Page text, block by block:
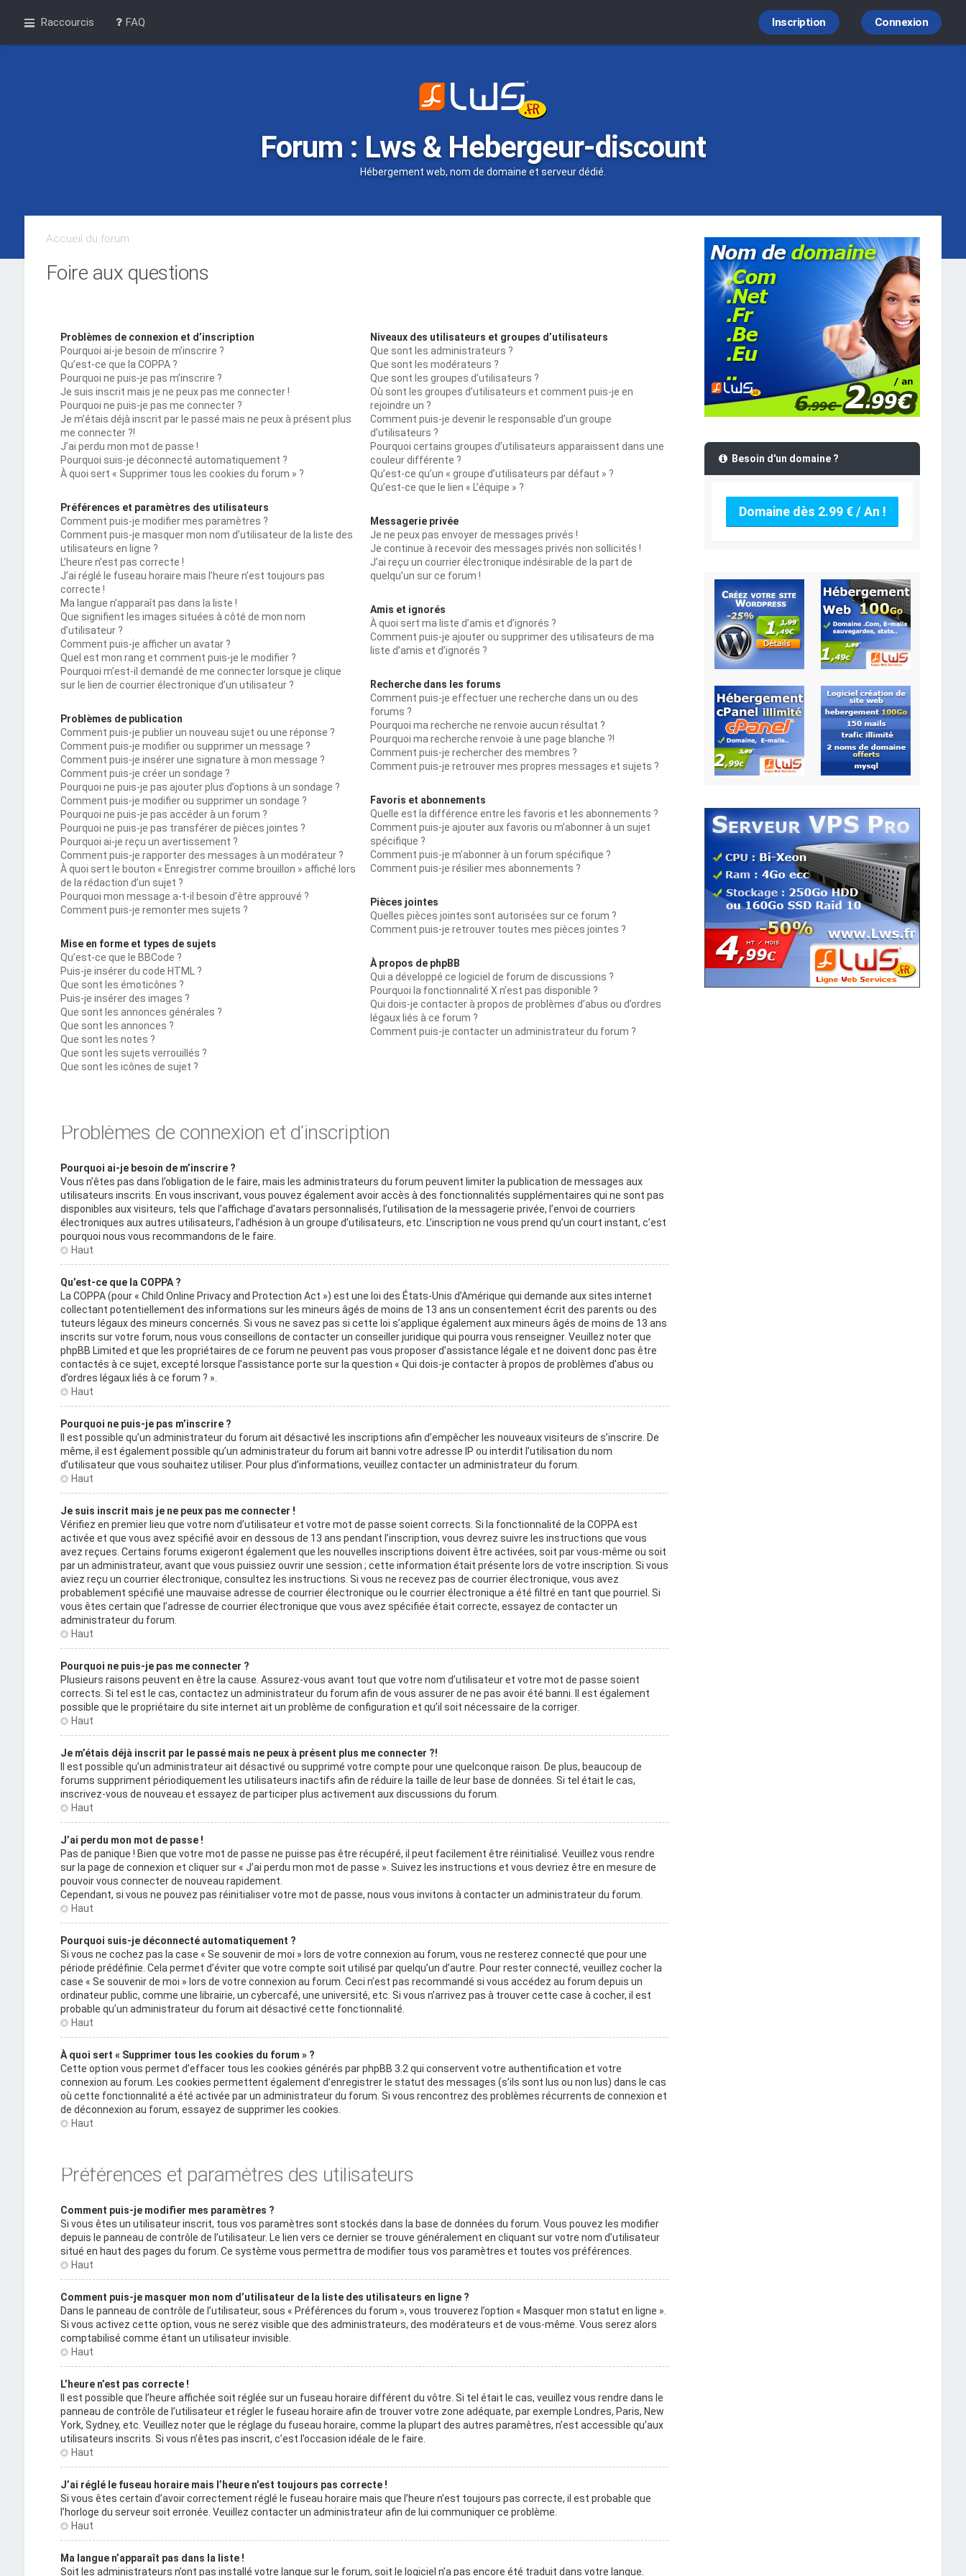
Raccourcis FAQ Connexion
Inscription
Forum : Lws & Hebergeur-discount
Hébergement web, nom de domaine et serveur dédié.
Accueil du forum
Foire aux questions
Problèmes de connexion et d’inscription
Pourquoi ai-je besoin de m’inscrire ?
Qu’est-ce que la COPPA ?
Pourquoi ne puis-je pas m’inscrire ?
Je suis inscrit mais je ne peux pas me connecter !
Pourquoi ne puis-je pas me connecter ?
Je m’étais déjà inscrit par le passé mais ne peux à présent plus
me connecter ?!
J’ai perdu mon mot de passe !
Pourquoi suis-je déconnecté automatiquement ?
À quoi sert « Supprimer tous les cookies du forum » ?
Préférences et paramètres des utilisateurs
Comment puis-je modifier mes paramètres ?
Comment puis-je masquer mon nom d’utilisateur de la liste des
utilisateurs en ligne ?
L’heure n’est pas correcte !
J’ai réglé le fuseau horaire mais l’heure n’est toujours pas
correcte !
Ma langue n’apparaît pas dans la liste !
Que signifient les images situées à côté de mon nom
d’utilisateur ?
Comment puis-je afficher un avatar ?
Quel est mon rang et comment puis-je le modifier ?
Pourquoi m’est-il demandé de me connecter lorsque je clique
sur le lien de courrier électronique d’un utilisateur ?
Problèmes de publication
Comment puis-je publier un nouveau sujet ou une réponse ?
Comment puis-je modifier ou supprimer un message ?
Comment puis-je insérer une signature à mon message ?
Comment puis-je créer un sondage ?
Pourquoi ne puis-je pas ajouter plus d’options à un sondage ?
Comment puis-je modifier ou supprimer un sondage ?
Pourquoi ne puis-je pas accéder à un forum ?
Pourquoi ne puis-je pas transférer de pièces jointes ?
Pourquoi ai-je reçu un avertissement ?
Comment puis-je rapporter des messages à un modérateur ?
À quoi sert le bouton « Enregistrer comme brouillon » affiché lors
de la rédaction d’un sujet ?
Pourquoi mon message a-t-il besoin d’être approuvé ?
Comment puis-je remonter mes sujets ?
Mise en forme et types de sujets
Qu’est-ce que le BBCode ?
Puis-je insérer du code HTML ?
Que sont les émoticônes ?
Puis-je insérer des images ?
Que sont les annonces générales ?
Que sont les annonces ?
Que sont les notes ?
Que sont les sujets verrouillés ?
Que sont les icônes de sujet ?
Niveaux des utilisateurs et groupes d’utilisateurs
Que sont les administrateurs ?
Que sont les modérateurs ?
Que sont les groupes d’utilisateurs ?
Où sont les groupes d’utilisateurs et comment puis-je en
rejoindre un ?
Comment puis-je devenir le responsable d’un groupe
d’utilisateurs ?
Pourquoi certains groupes d’utilisateurs apparaissent dans une
couleur différente ?
Qu’est-ce qu’un « groupe d’utilisateurs par défaut » ?
Qu’est-ce que le lien « L’équipe » ?
Messagerie privée
Je ne peux pas envoyer de messages privés !
Je continue à recevoir des messages privés non sollicités !
J’ai reçu un courrier électronique indésirable de la part de
quelqu’un sur ce forum !
Amis et ignorés
À quoi sert ma liste d’amis et d’ignorés ?
Comment puis-je ajouter ou supprimer des utilisateurs de ma
liste d’amis et d’ignorés ?
Recherche dans les forums
Comment puis-je effectuer une recherche dans un ou des
forums ?
Pourquoi ma recherche ne renvoie aucun résultat ?
Pourquoi ma recherche renvoie à une page blanche ?!
Comment puis-je rechercher des membres ?
Comment puis-je retrouver mes propres messages et sujets ?
Favoris et abonnements
Quelle est la différence entre les favoris et les abonnements ?
Comment puis-je ajouter aux favoris ou m’abonner à un sujet
spécifique ?
Comment puis-je m’abonner à un forum spécifique ?
Comment puis-je résilier mes abonnements ?
Pièces jointes
Quelles pièces jointes sont autorisées sur ce forum ?
Comment puis-je retrouver toutes mes pièces jointes ?
À propos de phpBB
Qui a développé ce logiciel de forum de discussions ?
Pourquoi la fonctionnalité X n’est pas disponible ?
Qui dois-je contacter à propos de problèmes d’abus ou d’ordres
légaux liés à ce forum ?
Comment puis-je contacter un administrateur du forum ?
Problèmes de connexion et d’inscription
Pourquoi ai-je besoin de m’inscrire ?
Vous n’êtes pas dans l’obligation de le faire, mais les administrateurs du forum peuvent limiter la publication de messages aux
utilisateurs inscrits. En vous inscrivant, vous pouvez également avoir accès à des fonctionnalités supplémentaires qui ne sont pas
disponibles aux visiteurs, tels que l’affichage d’avatars personnalisés, l’utilisation de la messagerie privée, l’envoi de courriers
électroniques aux autres utilisateurs, l’adhésion à un groupe d’utilisateurs, etc. L’inscription ne vous prend qu’un court instant, c’est
pourquoi nous vous recommandons de le faire.
Haut
Qu’est-ce que la COPPA ?
La COPPA (pour « Child Online Privacy and Protection Act ») est une loi des États-Unis d’Amérique qui demande aux sites internet
collectant potentiellement des informations sur les mineurs âgés de moins de 13 ans un consentement écrit des parents ou des
tuteurs légaux des mineurs concernés. Si vous ne savez pas si cette loi s’applique également aux mineurs âgés de moins de 13 ans
inscrits sur votre forum, nous vous conseillons de contacter un conseiller juridique qui pourra vous renseigner. Veuillez noter que
phpBB Limited et que les propriétaires de ce forum ne peuvent pas vous proposer d’assistance légale et ne doivent donc pas être
contactés à ce sujet, excepté lorsque l’assistance porte sur la question « Qui dois-je contacter à propos de problèmes d’abus ou
d’ordres légaux liés à ce forum ? ».
Haut
Pourquoi ne puis-je pas m’inscrire ?
Il est possible qu’un administrateur du forum ait désactivé les inscriptions afin d’empêcher les nouveaux visiteurs de s’inscrire. De
même, il est également possible qu’un administrateur du forum ait banni votre adresse IP ou interdit l’utilisation du nom
d’utilisateur que vous souhaitez utiliser. Pour plus d’informations, veuillez contacter un administrateur du forum.
Haut
Je suis inscrit mais je ne peux pas me connecter !
Vérifiez en premier lieu que votre nom d’utilisateur et votre mot de passe soient corrects. Si la fonctionnalité de la COPPA est
activée et que vous avez spécifié avoir en dessous de 13 ans pendant l’inscription, vous devrez suivre les instructions que vous
avez reçues. Certains forums exigeront également que les nouvelles inscriptions doivent être activées, soit par vous-même ou soit
par un administrateur, avant que vous puissiez ouvrir une session ; cette information était présente lors de votre inscription. Si vous
aviez reçu un courrier électronique, consultez les instructions. Si vous ne recevez pas de courrier électronique, vous avez
probablement spécifié une mauvaise adresse de courrier électronique ou le courrier électronique a été filtré en tant que pourriel. Si
vous êtes certain que l’adresse de courrier électronique que vous avez spécifiée était correcte, essayez de contacter un
administrateur du forum.
Haut
Pourquoi ne puis-je pas me connecter ?
Plusieurs raisons peuvent en être la cause. Assurez-vous avant tout que votre nom d’utilisateur et votre mot de passe soient
corrects. Si tel est le cas, contactez un administrateur du forum afin de vous assurer de ne pas avoir été banni. Il est également
possible que le propriétaire du site internet ait un problème de configuration et qu’il soit nécessaire de la corriger.
Haut
Je m’étais déjà inscrit par le passé mais ne peux à présent plus me connecter ?!
Il est possible qu’un administrateur ait désactivé ou supprimé votre compte pour une quelconque raison. De plus, beaucoup de
forums suppriment périodiquement les utilisateurs inactifs afin de réduire la taille de leur base de données. Si tel était le cas,
inscrivez-vous de nouveau et essayez de participer plus activement aux discussions du forum.
Haut
J’ai perdu mon mot de passe !
Pas de panique ! Bien que votre mot de passe ne puisse pas être récupéré, il peut facilement être réinitialisé. Veuillez vous rendre
sur la page de connexion et cliquer sur « J’ai perdu mon mot de passe ». Suivez les instructions et vous devriez être en mesure de
pouvoir vous connecter de nouveau rapidement.
Cependant, si vous ne pouvez pas réinitialiser votre mot de passe, nous vous invitons à contacter un administrateur du forum.
Haut
Pourquoi suis-je déconnecté automatiquement ?
Si vous ne cochez pas la case « Se souvenir de moi » lors de votre connexion au forum, vous ne resterez connecté que pour une
période prédéfinie. Cela permet d’éviter que votre compte soit utilisé par quelqu’un d’autre. Pour rester connecté, veuillez cocher la
case « Se souvenir de moi » lors de votre connexion au forum. Ceci n’est pas recommandé si vous accédez au forum depuis un
ordinateur public, comme une librairie, un cybercafé, une université, etc. Si vous n’arrivez pas à trouver cette case à cocher, il est
probable qu’un administrateur du forum ait désactivé cette fonctionnalité.
Haut
À quoi sert « Supprimer tous les cookies du forum » ?
Cette option vous permet d’effacer tous les cookies générés par phpBB 3.2 qui conservent votre authentification et votre
connexion au forum. Les cookies permettent également d’enregistrer le statut des messages (s’ils sont lus ou non lus) dans le cas
où cette fonctionnalité a été activée par un administrateur du forum. Si vous rencontrez des problèmes récurrents de connexion et
de déconnexion au forum, essayez de supprimer les cookies.
Haut
Préférences et paramètres des utilisateurs
Comment puis-je modifier mes paramètres ?
Si vous êtes un utilisateur inscrit, tous vos paramètres sont stockés dans la base de données du forum. Vous pouvez les modifier
depuis le panneau de contrôle de l’utilisateur. Le lien vers ce dernier se trouve généralement en cliquant sur votre nom d’utilisateur
situé en haut des pages du forum. Ce système vous permettra de modifier tous vos paramètres et toutes vos préférences.
Haut
Comment puis-je masquer mon nom d’utilisateur de la liste des utilisateurs en ligne ?
Dans le panneau de contrôle de l’utilisateur, sous « Préférences du forum », vous trouverez l’option « Masquer mon statut en ligne ».
Si vous activez cette option, vous ne serez visible que des administrateurs, des modérateurs et de vous-même. Vous serez alors
comptabilisé comme étant un utilisateur invisible.
Haut
L’heure n’est pas correcte !
Il est possible que l’heure affichée soit réglée sur un fuseau horaire différent du vôtre. Si tel était le cas, veuillez vous rendre dans le
panneau de contrôle de l’utilisateur et régler le fuseau horaire afin de trouver votre zone adéquate, par exemple Londres, Paris, New
York, Sydney, etc. Veuillez noter que le réglage du fuseau horaire, comme la plupart des autres paramètres, n’est accessible qu’aux
utilisateurs inscrits. Si vous n’êtes pas inscrit, c’est l’occasion idéale de le faire.
Haut
J’ai réglé le fuseau horaire mais l’heure n’est toujours pas correcte !
Si vous êtes certain d’avoir correctement réglé le fuseau horaire mais que l’heure n’est toujours pas correcte, il est probable que
l’horloge du serveur soit erronée. Veuillez contacter un administrateur afin de lui communiquer ce problème.
Haut
Ma langue n’apparaît pas dans la liste !
Soit les administrateurs n’ont pas installé votre langue sur le forum, soit le logiciel n’a pas encore été traduit dans votre langue.
Besoin d'un domaine ?
Domaine dès 2.99 € / An !